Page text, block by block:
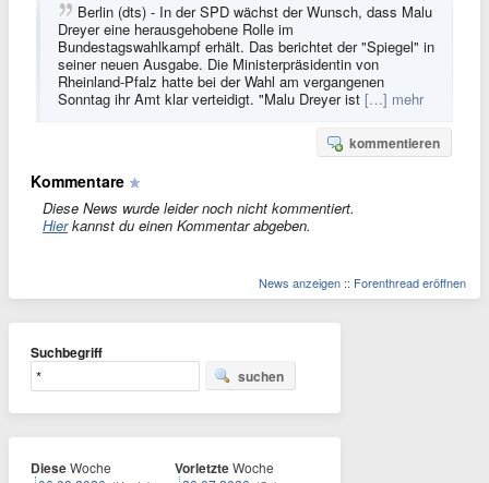
Berlin (dts) - In der SPD wächst der Wunsch, dass Malu
Dreyer eine herausgehobene Rolle im
Bundestagswahlkampf erhält. Das berichtet der "Spiegel" in
seiner neuen Ausgabe. Die Ministerpräsidentin von
Rheinland-Pfalz hatte bei der Wahl am vergangenen
Sonntag ihr Amt klar verteidigt. "Malu Dreyer ist […] mehr
kommentieren
Kommentare
Diese News wurde leider noch nicht kommentiert.
Hierkannst du einen Kommentar abgeben.
News anzeigen :: Forenthread eröffnen
Suchbegriff
suchen
DieseWoche
VorletzteWoche